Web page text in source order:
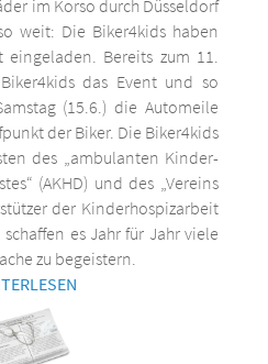
im Korso durch Düsseldorf
weit: Die Biker4kids haben
Bereits zum 11.
das Event und so
(15.6.) die Automeile
der Biker. Die Biker4kids
des „ambulanten Kinder-
(AKHD) und des „Vereins
der Kinderhospizarbeit
schaffen es Jahr für Jahr viele
zu begeistern.